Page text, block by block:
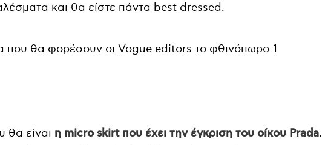
και θα είστε πάντα best dressed.
θα είναι η micro skirt που έχει την έγκριση του οίκου Prada.